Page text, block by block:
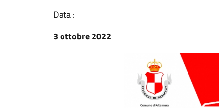
Data :
3 ottobre 2022